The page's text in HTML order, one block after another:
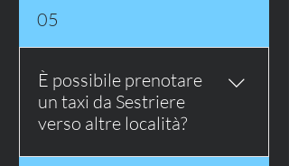
Sì, il servizio è ideale per
raggiungere hotel, residence,
appartamenti e seconde case a
Sestriere, soprattutto se viaggi
con bagagli, sci, snowboard o
attrezzatura sportiva.
05
È possibile prenotare
un taxi da Sestriere
verso altre località?